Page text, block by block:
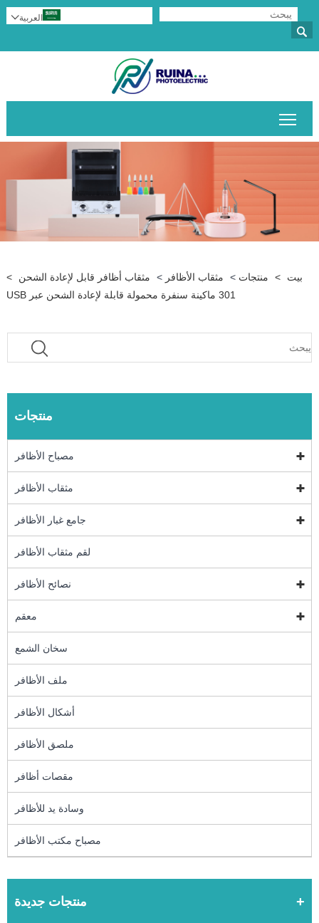

العربية
بيت > منتجات > مثقاب الأظافر > مثقاب أظافر قابل لإعادة الشحن
>
301 ماكينة سنفرة محمولة قابلة لإعادة الشحن عبر USB
منتجات
مصباح الأظافر
مثقاب الأظافر
جامع غبار الأظافر
لقم مثقاب الأظافر
نصائح الأظافر
معقم
سخان الشمع
ملف الأظافر
أشكال الأظافر
ملصق الأظافر
مقصات أظافر
وسادة يد للأظافر
مصباح مكتب الأظافر
منتجات جديدة